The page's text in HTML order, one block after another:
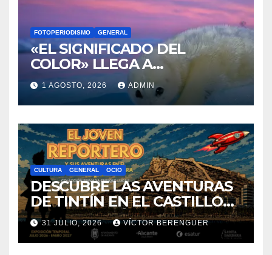
FOTOPERIODISMO GENERAL
«EL SIGNIFICADO DEL
COLOR» LLEGA A
VILLAJOYOSA
1 AGOSTO, 2026 ADMIN
CULTURA GENERAL OCIO
DESCUBRE LAS AVENTURAS
DE TINTÍN EN EL CASTILLO
DE SANTA BÁRBARA DE
ALICANTE
31 JULIO, 2026 VÍCTOR BERENGUER